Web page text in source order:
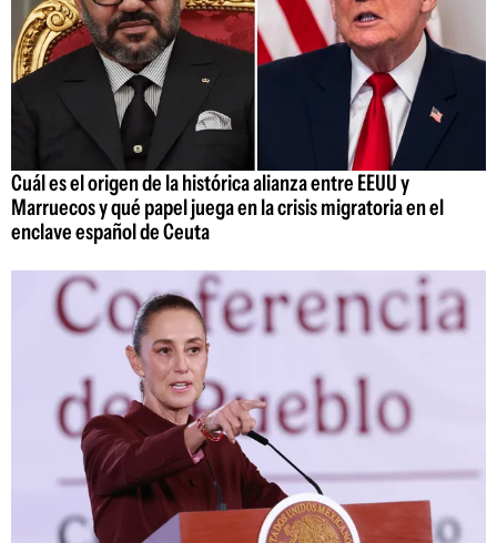
Cuál es el origen de la histórica alianza entre EEUU y
Marruecos y qué papel juega en la crisis migratoria en el
enclave español de Ceuta